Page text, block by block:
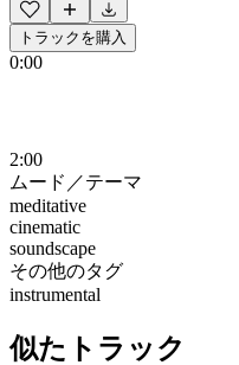
トラックを購入
0:00
2:00
ムード／テーマ
meditative
cinematic
soundscape
その他のタグ
instrumental
似たトラック